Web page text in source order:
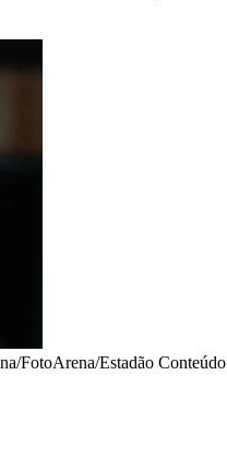
FotoArena/Estadão Conteúdo